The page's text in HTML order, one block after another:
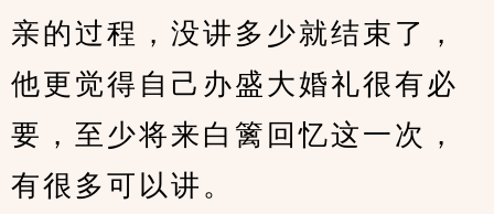
亲的过程，没讲多少就结束了，
他更觉得自己办盛大婚礼很有必
要，至少将来白篱回忆这一次，
有很多可以讲。